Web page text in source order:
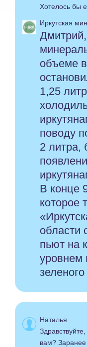
Хотелось бы
Иркутская
объеме
1,25
поводу
2 литра,
В конце
которое
области
пьют на
уровнем
Наталья
вам? Заранее